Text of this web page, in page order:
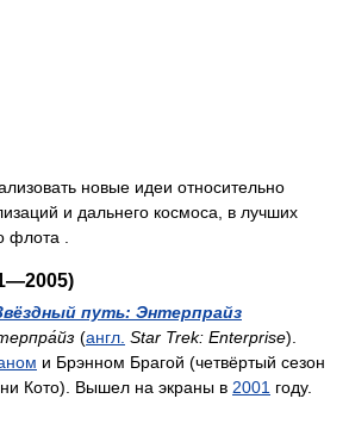
новые идеи относительно
и дальнего космоса, в лучших
флота .
путь: Энтерпрайз
(англ. Star Trek: Enterprise).
и Брэнном Брагой (четвёртый сезон
Кото). Вышел на экраны в 2001 году.